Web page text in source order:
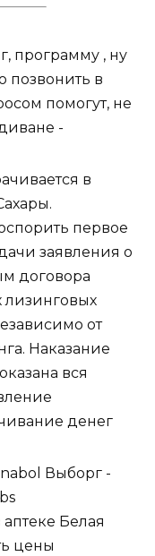
программу , ну
позвонить в
помогут, не
-
в
первое
заявления о
договора
лизинговых
от
Наказание
вся
денег
Выборг -
Белая
цены